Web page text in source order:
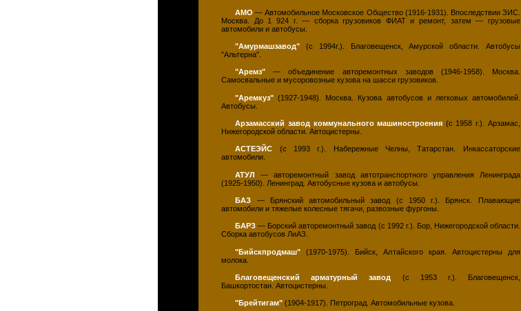
АМО — Автомобильное Московское Общество (1916-1931). Впоследствии ЗИС.
Москва. До 1 924 г. — сборка грузовиков ФИАТ и ремонт, затем — грузовые
автомобили и автобусы.
"Амурмашзавод" (с 1994г.). Благовещенск, Амурской области. Автобусы
"Альтерна".
"Аремз" — объединение авторемонтных заводов (1946-1958). Москва.
Самосвальные и мусоровозные кузова на шасси грузовиков.
"Аремкуз" (1927-1948). Москва. Кузова автобусов и легковых автомобилей.
Автобусы.
Арзамасский завод коммунального машиностроения (с 1958 г.). Арзамас,
Нижегородской области. Автоцистерны.
АСТЕЭЙС (с 1993 г.). Набережные Челны, Татарстан. Инкассаторские
автомобили.
АТУЛ
— авторемонтный завод автотранспортного управления Ленинграда
(1925-1950). Ленинград. Автобусные кузова и автобусы.
БАЗ — Брянский автомобильный завод (с 1950 г.). Брянск. Плавающие
автомобили и тяжелые колесные тягачи, развозные фургоны.
БАРЗ — Борский авторемонтный завод (с 1992 г.). Бор, Нижегородской области.
Сборка автобусов ЛиАЗ.
"Бийскпродмаш" (1970-1975). Бийск, Алтайского края. Автоцистерны для
молока.
Благовещенский арматурный завод
(с 1953 г.). Благовещенск,
Башкортостан. Автоцистерны.
"Брейтигам" (1904-1917). Петроград. Автомобильные кузова.